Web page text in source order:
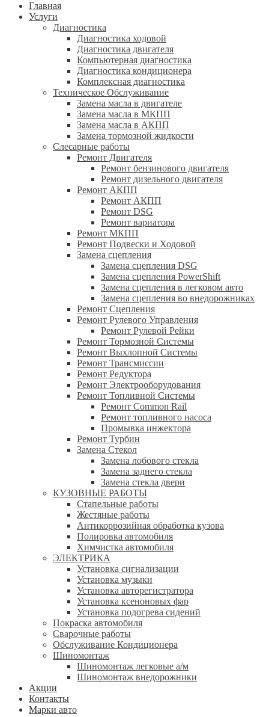
Главная
Услуги
Диагностика
Диагностика ходовой
Диагностика двигателя
Компьютерная диагностика
Диагностика кондиционера
Комплексная диагностика
Техническое Обслуживание
Замена масла в двигателе
Замена масла в МКПП
Замена масла в АКПП
Замена тормозной жидкости
Слесарные работы
Ремонт Двигателя
Ремонт бензинового двигателя
Ремонт дизельного двигателя
Ремонт АКПП
Ремонт АКПП
Ремонт DSG
Ремонт вариатора
Ремонт МКПП
Ремонт Подвески и Ходовой
Замена сцепления
Замена сцепления DSG
Замена сцепления PowerShift
Замена сцепления в легковом авто
Замена сцепления во внедорожниках
Ремонт Сцепления
Ремонт Рулевого Управления
Ремонт Рулевой Рейки
Ремонт Тормозной Системы
Ремонт Выхлопной Системы
Ремонт Трансмиссии
Ремонт Редуктора
Ремонт Электрооборудования
Ремонт Топливной Системы
Ремонт Common Rail
Ремонт топливного насоса
Промывка инжектора
Ремонт Турбин
Замена Стекол
Замена лобового стекла
Замена заднего стекла
Замена стекла двери
КУЗОВНЫЕ РАБОТЫ
Стапельные работы
Жестяные работы
Антикоррозийная обработка кузова
Полировка автомобиля
Химчистка автомобиля
ЭЛЕКТРИКА
Установка сигнализации
Установка музыки
Установка авторегистратора
Установка ксеноновых фар
Установка подогрева сидений
Покраска автомобиля
Сварочные работы
Обслуживание Кондиционера
Шиномонтаж
Шиномонтаж легковые а/м
Шиномонтаж внедорожники
Акции
Контакты
Марки авто